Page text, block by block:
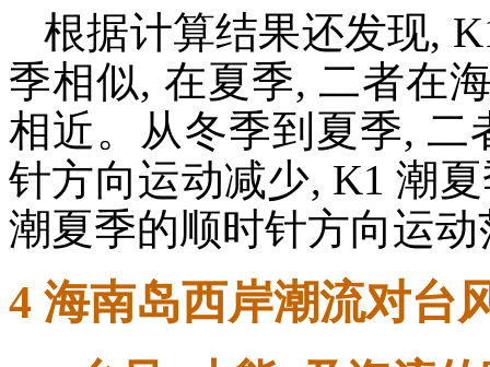
根据计算结果还发现,
季相似, 在夏季, 二者在
相近。从冬季到夏季,
针方向运动减少, K1 潮
潮夏季的顺时针方向运
4 海南岛西岸潮流对台